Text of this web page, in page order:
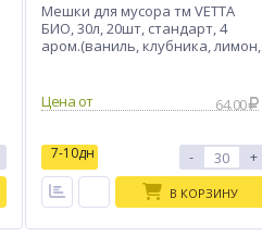
Мешки для мусора тм VETTA
БИО, 30л, 20шт, стандарт, 4
аром.(ваниль, клубника, лимон,
64.00
7-10дн - +
В КОРЗИНУ